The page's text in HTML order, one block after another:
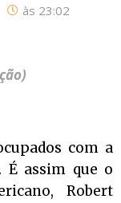
às 23:02
com a
É assim que o
Robert